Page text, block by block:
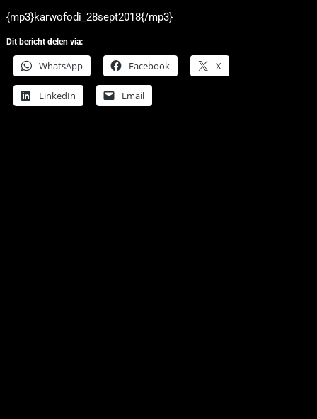
{mp3}karwofodi_28sept2018{/mp3}
Dit bericht delen via:
WhatsApp Facebook X
LinkedIn Email